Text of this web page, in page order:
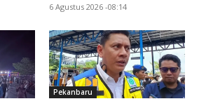
6 Agustus 2026 -08:14
Pekanbaru